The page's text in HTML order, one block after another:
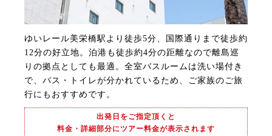
ゆいレール美栄橋駅より徒歩5分、国際通りまで徒歩約
12分の好立地。泊港も徒歩約4分の距離なので離島巡
りの拠点としても最適。全室バスルームは洗い場付き
で、バス・トイレが分かれているため、ご家族のご旅
行にもおすすめです。
出発日をご指定頂くと
料金・詳細部分にツアー料金が表示されます